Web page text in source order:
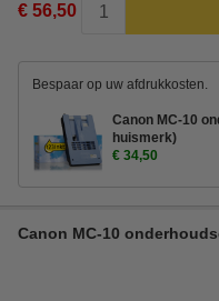
€ 56,50
Bespaar op uw afdrukkosten.
Canon MC-10
huismerk)
€ 34,50
Canon MC-10